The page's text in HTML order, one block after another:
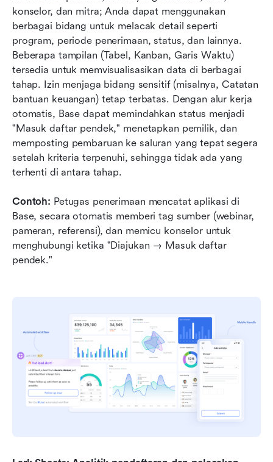
konselor, dan mitra; Anda dapat menggunakan
berbagai bidang untuk melacak detail seperti
program, periode penerimaan, status, dan lainnya.
Beberapa tampilan (Tabel, Kanban, Garis Waktu)
tersedia untuk memvisualisasikan data di berbagai
tahap. Izin menjaga bidang sensitif (misalnya, Catatan
bantuan keuangan) tetap terbatas. Dengan alur kerja
otomatis, Base dapat memindahkan status menjadi
"Masuk daftar pendek," menetapkan pemilik, dan
memposting pembaruan ke saluran yang tepat segera
setelah kriteria terpenuhi, sehingga tidak ada yang
terhenti di antara tahap.
Contoh: Petugas penerimaan mencatat aplikasi di
Base, secara otomatis memberi tag sumber (webinar,
pameran, referensi), dan memicu konselor untuk
menghubungi ketika "Diajukan → Masuk daftar
pendek."